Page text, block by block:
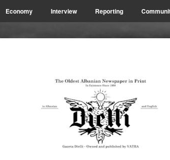
Economy Interview Reporting